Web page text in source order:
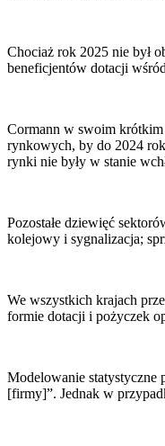
Chociaż rok 2025 nie był
beneficjentów dotacji
Cormann w swoim krótkim
rynkowych, by do 2024
rynki nie były w stanie
Pozostałe dziewięć
kolejowy i sygnalizacja;
We wszystkich krajach
formie dotacji i pożyczek
Modelowanie statystyczne
[firmy]”. Jednak w